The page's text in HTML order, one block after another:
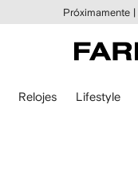
Próximamente |
Relojes Lifestyle